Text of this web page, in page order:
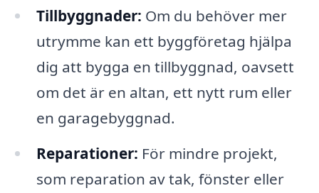
Tillbyggnader: Om du behöver mer
utrymme kan ett byggföretag hjälpa
dig att bygga en tillbyggnad, oavsett
om det är en altan, ett nytt rum eller
en garagebyggnad.
Reparationer: För mindre projekt,
som reparation av tak, fönster eller